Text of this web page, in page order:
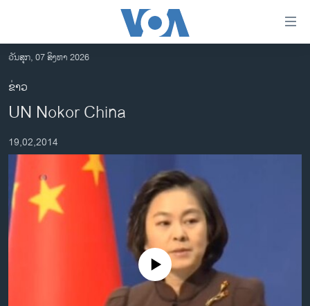
ເຂົ້າ
ຫາ
ຂ້າມ
ຂ້າມ
ໄປ
ຊອກ
ຄົ້ນ
ອາເມຣິກາ
ການເລືອກຕັ້ງ ປະທານາທີບໍດີ ສະຫະລັດ 2024
ຂ່າວ​ຈີນ
ໂລກ
ເອເຊຍ
ອິດສະຫຼະພາບດ້ານການຂ່າວ
ວັນສຸກ, 07 ສິງຫາ 2026
ຂ່າວ
UN Nokor China
19,02,2014
No media source currently available